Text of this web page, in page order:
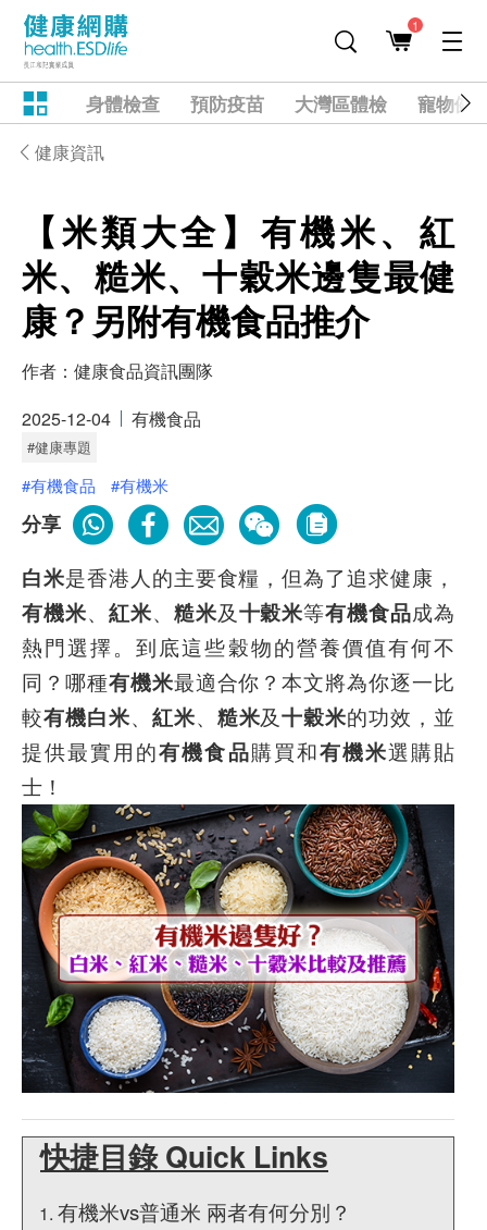
1
身體檢查 預防疫苗 大灣區體檢 寵物健
健康資訊
【米類大全】有機米、紅
米、糙米、十穀米邊隻最健
康？另附有機食品推介
作者： 健康食品資訊團隊
2025-12-04
有機食品
#健康專題
#有機食品 #有機米
分享
白米是香港人的主要食糧，但為了追求健康，
有機米、 紅米、 糙米及十穀米等有機食品成為
熱門選擇。到底這些穀物的營養價值有何不
同？哪種有機米最適合你？本文將為你逐一比
較有機白米、 紅米、 糙米及十穀米的功效，並
提供最實用的有機食品購買和有機米選購貼
士！
快捷目錄 Quick Links
有機米vs普通米 兩者有何分別？